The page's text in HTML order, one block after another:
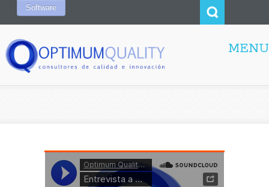
Software
MENU